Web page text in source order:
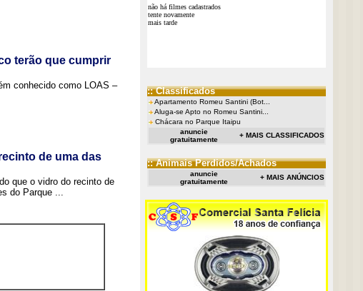
terão que cumprir
conhecido como LOAS –
de uma das
que o vidro do recinto de
do Parque ...
não há filmes cadastrados
tente novamente
mais tarde
:: Classificados
Apartamento Romeu Santini (Bot...
Aluga-se Apto no Romeu Santini...
Chácara no Parque Itaipu
anuncie
gratuitamente
+ MAIS CLASSIFICADOS
:: Animais Perdidos/Achados
anuncie
gratuitamente
+ MAIS ANÚNCIOS